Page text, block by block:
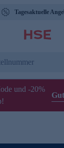
Tagesaktuelle
und -20%